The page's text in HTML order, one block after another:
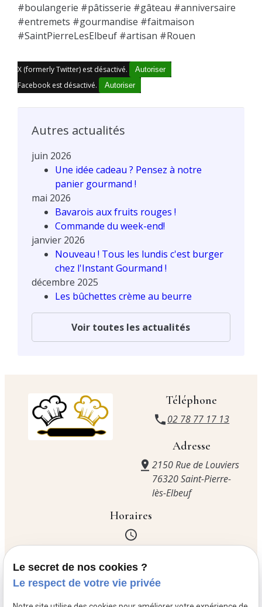
#boulangerie #pâtisserie #gâteau #anniversaire
#entremets #gourmandise #faitmaison
#SaintPierreLesElbeuf #artisan #Rouen
X (formerly Twitter) est désactivé. Autoriser
Facebook est désactivé. Autoriser
Autres actualités
juin 2026
Une idée cadeau ? Pensez à notre
panier gourmand !
mai 2026
Bavarois aux fruits rouges !
Commande du week-end!
janvier 2026
Nouveau ! Tous les lundis c'est burger
chez l'Instant Gourmand !
décembre 2025
Les bûchettes crème au beurre
Voir toutes les actualités
Téléphone
02 78 77 17 13
Adresse
2150 Rue de Louviers
76320 Saint-Pierre-
lès-Elbeuf
Horaires
Lundi
06:00 - 19:00
Mardi
Fermé
Mercredi
06:00 - 19:00
Jeudi
06:00 - 19:00
Le secret de nos cookies ?
Le respect de votre vie privée